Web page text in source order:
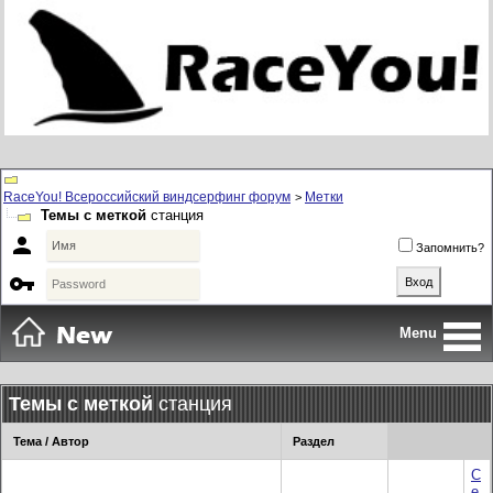
RaceYou! Всероссийский виндсерфинг форум > Метки
Темы с меткой станция
 Запомнить?

Menu
Темы с меткой станция
Тема / Автор Раздел
С